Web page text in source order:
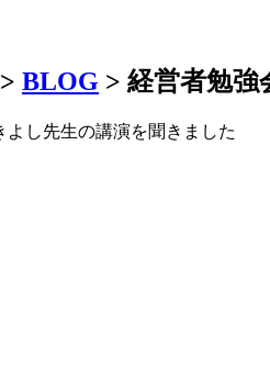
> BLOG > 経営者勉強
し先生の講演を聞きました